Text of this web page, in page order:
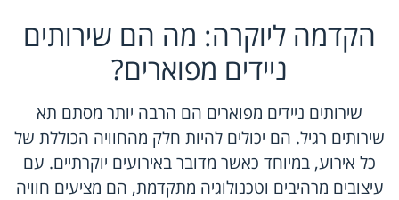
הקדמה ליוקרה: מה הם שירותים
ניידים מפוארים?
שירותים ניידים מפוארים הם הרבה יותר מסתם תא
שירותים רגיל. הם יכולים להיות חלק מהחוויה הכוללת של
כל אירוע, במיוחד כאשר מדובר באירועים יוקרתיים. עם
עיצובים מרהיבים וטכנולוגיה מתקדמת, הם מציעים חוויה